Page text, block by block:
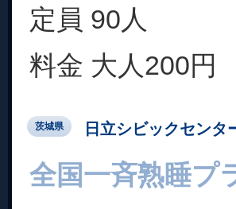
定員 90人
料金 大人200円
茨城県 日立シビックセンタ
全国一斉熟睡プ